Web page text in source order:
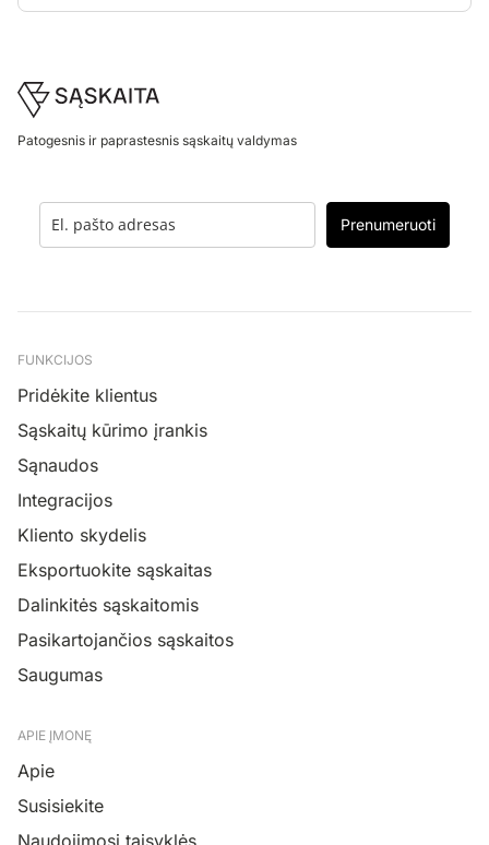
Footer
Patogesnis ir paprastesnis sąskaitų valdymas
Prenumeruoti
FUNKCIJOS
Pridėkite klientus
Sąskaitų kūrimo įrankis
Sąnaudos
Integracijos
Kliento skydelis
Eksportuokite sąskaitas
Dalinkitės sąskaitomis
Pasikartojančios sąskaitos
Saugumas
APIE ĮMONĘ
Apie
Susisiekite
Naudojimosi taisyklės